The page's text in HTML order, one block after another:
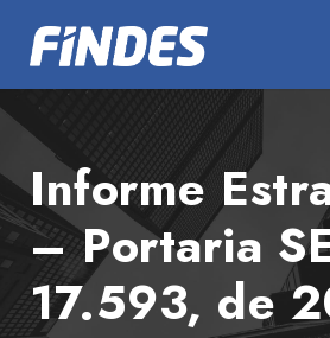
Informe
– Portaria
17.593, de